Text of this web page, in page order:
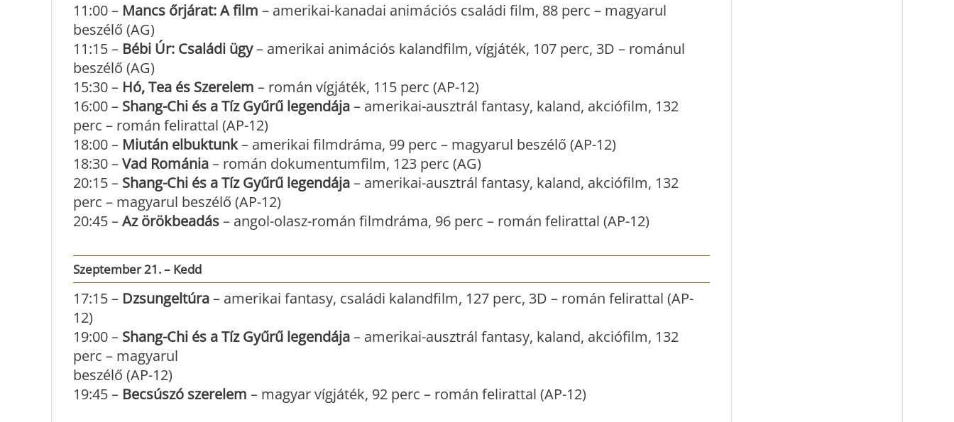
11:00 – Mancs őrjárat: A film – amerikai-kanadai animációs családi film, 88 perc – magyarul
beszélő (AG)
11:15 – Bébi Úr: Családi ügy– amerikai animációs kalandfilm, vígjáték, 107 perc, 3D – románul
beszélő (AG)
15:30 – Hó, Tea és Szerelem – román vígjáték, 115 perc (AP-12)
16:00 – Shang-Chi és a Tíz Gyűrű legendája– amerikai-ausztrál fantasy, kaland, akciófilm, 132
perc – román felirattal (AP-12)
18:00 – Miután elbuktunk– amerikai filmdráma, 99 perc – magyarul beszélő (AP-12)
18:30 –Vad Románia– román dokumentumfilm, 123 perc (AG)
20:15 – Shang-Chi és a Tíz Gyűrű legendája– amerikai-ausztrál fantasy, kaland, akciófilm, 132
perc – magyarul beszélő (AP-12)
20:45 –Az örökbeadás– angol-olasz-román filmdráma, 96 perc – román felirattal (AP-12)
Szeptember 21. – Kedd
17:15 – Dzsungeltúra– amerikai fantasy, családi kalandfilm, 127 perc, 3D – román felirattal (AP-
12)
19:00 – Shang-Chi és a Tíz Gyűrű legendája– amerikai-ausztrál fantasy, kaland, akciófilm, 132
perc – magyarul
beszélő (AP-12)
19:45 – Becsúszó szerelem – magyar vígjáték, 92 perc – román felirattal (AP-12)